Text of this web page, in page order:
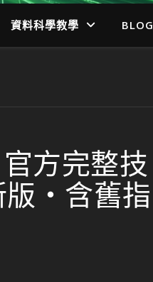
資料科學教學 BLOG
方完整技
・含舊指